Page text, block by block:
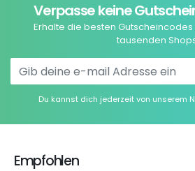
Verpasse keine
Erhalte die besten
tausenden
Du kannst dich jederzeit von unserem
Empfohlen